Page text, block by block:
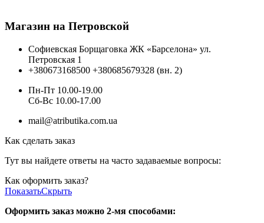
Магазин на Петровской
Софиевская Борщаговка ЖК «Барселона» ул.
Петровская 1
+380673168500 +380685679328 (вн. 2)
Пн-Пт 10.00-19.00
Cб-Вс 10.00-17.00
mail@atributika.com.ua
Как сделать заказ
Тут вы найдете ответы на часто задаваемые вопросы:
Как оформить заказ?
ПоказатьСкрыть
Оформить заказ можно 2-мя способами: